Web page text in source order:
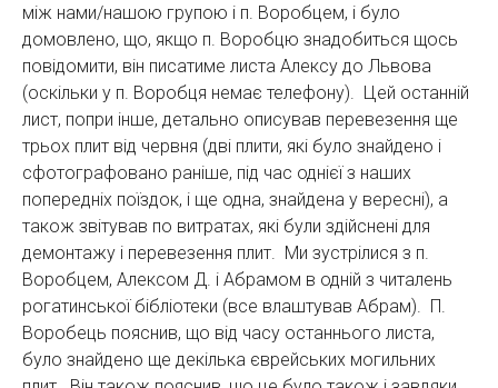
між нами/нашою групою і п. Воробцем, і було
домовлено, що, якщо п. Воробцю знадобиться щось
повідомити, він писатиме листа Алексу до Львова
(оскільки у п. Воробця немає телефону). Цей останній
лист, попри інше, детально описував перевезення ще
трьох плит від червня (дві плити, які було знайдено і
сфотографовано раніше, під час однієї з наших
попередніх поїздок, і ще одна, знайдена у вересні), а
також звітував по витратах, які були здійснені для
демонтажу і перевезення плит. Ми зустрілися з п.
Воробцем, Алексом Д. і Абрамом в одній з читалень
рогатинської бібліотеки (все влаштував Абрам). П.
Воробець пояснив, що від часу останнього листа,
було знайдено ще декілька єврейських могильних